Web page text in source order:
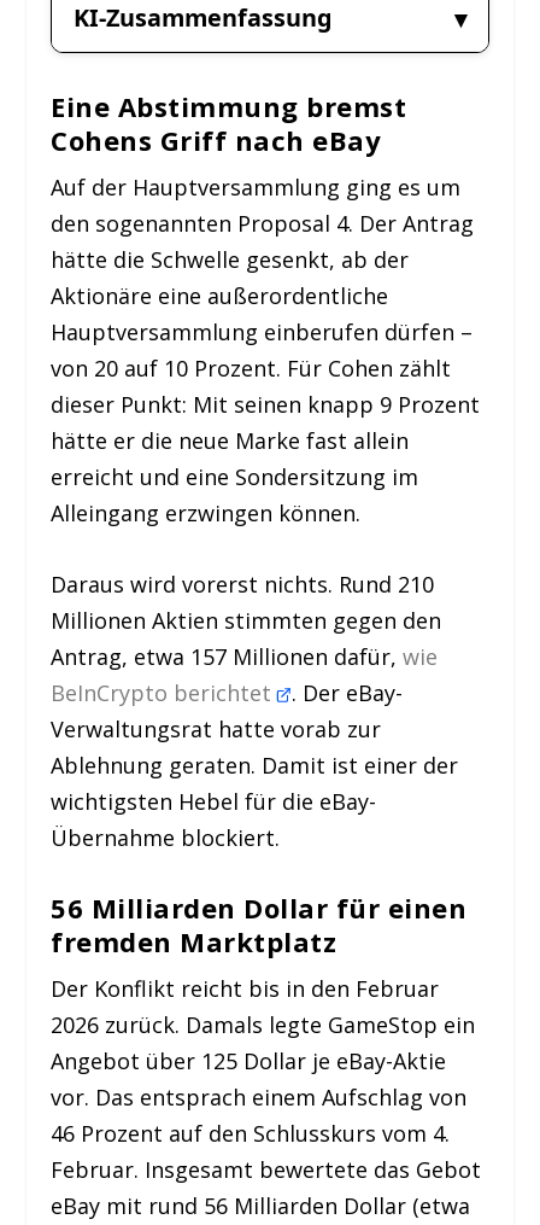
KI-Zusammenfassung
Eine Abstimmung bremst
Cohens Griff nach eBay
Auf der Hauptversammlung ging es um
den sogenannten Proposal 4. Der Antrag
hätte die Schwelle gesenkt, ab der
Aktionäre eine außerordentliche
Hauptversammlung einberufen dürfen –
von 20 auf 10 Prozent. Für Cohen zählt
dieser Punkt: Mit seinen knapp 9 Prozent
hätte er die neue Marke fast allein
erreicht und eine Sondersitzung im
Alleingang erzwingen können.
Daraus wird vorerst nichts. Rund 210
Millionen Aktien stimmten gegen den
Antrag, etwa 157 Millionen dafür,wie
BeInCrypto berichtet . Der eBay-
Verwaltungsrat hatte vorab zur
Ablehnung geraten. Damit ist einer der
wichtigsten Hebel für die eBay-
Übernahme blockiert.
56 Milliarden Dollar für einen
fremden Marktplatz
Der Konflikt reicht bis in den Februar
2026 zurück. Damals legte GameStop ein
Angebot über 125 Dollar je eBay-Aktie
vor. Das entsprach einem Aufschlag von
46 Prozent auf den Schlusskurs vom 4.
Februar. Insgesamt bewertete das Gebot
eBay mit rund 56 Milliarden Dollar (etwa